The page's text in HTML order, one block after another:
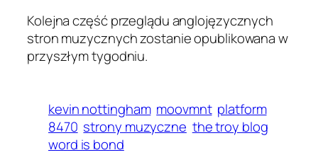
Kolejna część przeglądu anglojęzycznych
stron muzycznych zostanie opublikowana w
przyszłym tygodniu.
kevin nottingham moovmnt platform
8470 strony muzyczne the troy blog
word is bond